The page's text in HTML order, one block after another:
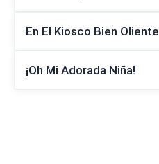
En El Kiosco Bien Oliente
¡Oh Mi Adorada Niña!